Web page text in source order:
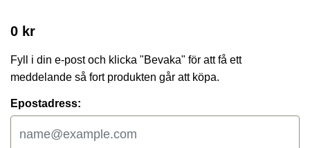
0 kr
Fyll i din e-post och klicka "Bevaka" för att få ett
meddelande så fort produkten går att köpa.
Epostadress: